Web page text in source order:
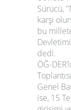
Sürücü,
karşı
bu
dedi.
ÖĞ-
Genel
ise, 15